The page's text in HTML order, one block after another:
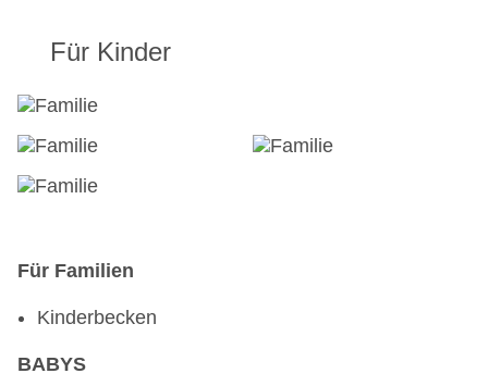
Für Kinder
Für Familien
Kinderbecken
BABYS